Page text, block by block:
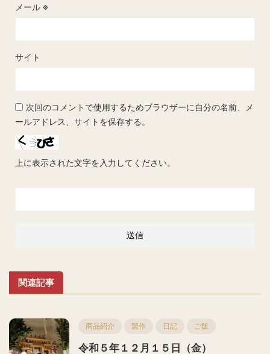
メール ※
サイト
次回のコメントで使用するためブラウザーに自分の名前、メ
ールアドレス、サイトを保存する。
上に表示された文字を入力してください。
関連記事
商品紹介 製作 日記 ご飯
令和５年１２月１５日（金）